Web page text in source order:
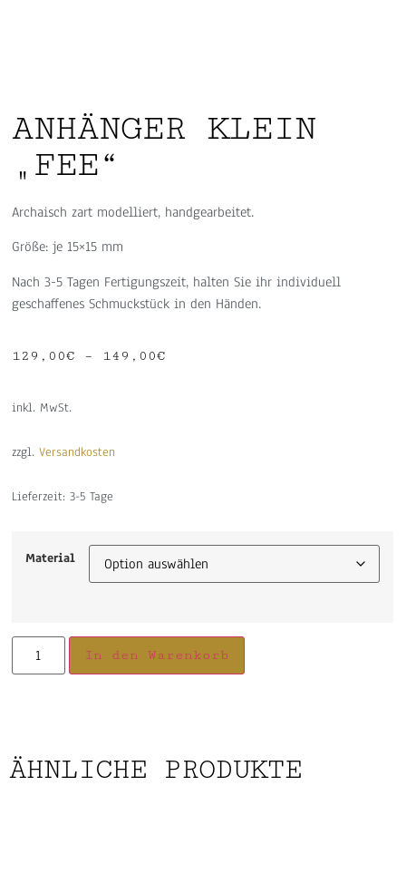
ANHÄNGER KLEIN
„FEE“
Archaisch zart modelliert, handgearbeitet.
Größe: je 15×15 mm
Nach 3-5 Tagen Fertigungszeit, halten Sie ihr individuell
geschaffenes Schmuckstück in den Händen.
129,00€ – 149,00€
inkl. MwSt.
zzgl.Versandkosten
Lieferzeit:3-5 Tage
Material
In den Warenkorb
ÄHNLICHE PRODUKTE